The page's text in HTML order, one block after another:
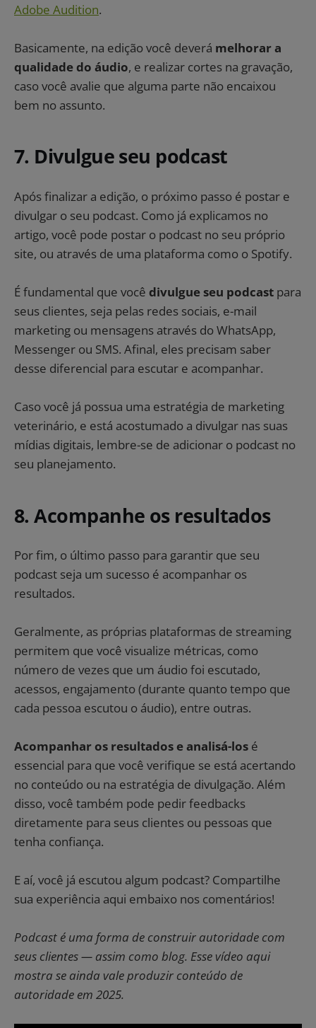
Adobe Audition.
Basicamente, na edição você deverá melhorar a
qualidade do áudio, e realizar cortes na gravação,
caso você avalie que alguma parte não encaixou
bem no assunto.
7. Divulgue seu podcast
Após finalizar a edição, o próximo passo é postar e
divulgar o seu podcast. Como já explicamos no
artigo, você pode postar o podcast no seu próprio
site, ou através de uma plataforma como o Spotify.
É fundamental que você divulgue seu podcast para
seus clientes, seja pelas redes sociais, e-mail
marketing ou mensagens através do WhatsApp,
Messenger ou SMS. Afinal, eles precisam saber
desse diferencial para escutar e acompanhar.
Caso você já possua uma estratégia de marketing
veterinário, e está acostumado a divulgar nas suas
mídias digitais, lembre-se de adicionar o podcast no
seu planejamento.
8. Acompanhe os resultados
Por fim, o último passo para garantir que seu
podcast seja um sucesso é acompanhar os
resultados.
Geralmente, as próprias plataformas de streaming
permitem que você visualize métricas, como
número de vezes que um áudio foi escutado,
acessos, engajamento (durante quanto tempo que
cada pessoa escutou o áudio), entre outras.
Acompanhar os resultados e analisá-los é
essencial para que você verifique se está acertando
no conteúdo ou na estratégia de divulgação. Além
disso, você também pode pedir feedbacks
diretamente para seus clientes ou pessoas que
tenha confiança.
E aí, você já escutou algum podcast? Compartilhe
sua experiência aqui embaixo nos comentários!
Podcast é uma forma de construir autoridade com
seus clientes — assim como blog. Esse vídeo aqui
mostra se ainda vale produzir conteúdo de
autoridade em 2025.